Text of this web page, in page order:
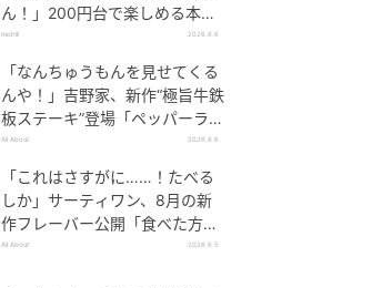
ん！」200円台で楽しめる本格
グルメ
michill 2026.8.6
「なんちゅうもんを見せてくる
んや！」吉野家、新作“極旨牛鉄
板ステーキ”登場「ペッパーラン
チを潰しに来たぞ……」
All About 2026.8.6
「これはさすがに……！たべる
しか」サーティワン、8月の新
作フレーバー公開「食べた方が
良いですよスイカサマーは」
All About 2026.8.5